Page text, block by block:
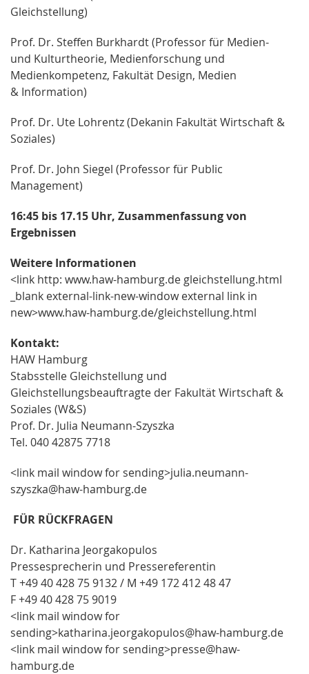
Gleichstellung)
Prof. Dr. Steffen Burkhardt (Professor für Medien-
und Kulturtheorie, Medienforschung und
Medienkompetenz, Fakultät Design, Medien
& Information)
Prof. Dr. Ute Lohrentz (Dekanin Fakultät Wirtschaft &
Soziales)
Prof. Dr. John Siegel (Professor für Public
Management)
16:45 bis 17.15 Uhr, Zusammenfassung von
Ergebnissen
Weitere Informationen
<link http: www.haw-hamburg.de gleichstellung.html
_blank external-link-new-window external link in
new>www.haw-hamburg.de/gleichstellung.html
Kontakt:
HAW Hamburg
Stabsstelle Gleichstellung und
Gleichstellungsbeauftragte der Fakultät Wirtschaft &
Soziales (W&S)
Prof. Dr. Julia Neumann-Szyszka
Tel. 040 42875 7718
<link mail window for sending>julia.neumann-
szyszka@haw-hamburg.de
FÜR RÜCKFRAGEN
Dr. Katharina Jeorgakopulos
Pressesprecherin und Pressereferentin
T +49 40 428 75 9132 / M +49 172 412 48 47
F +49 40 428 75 9019
<link mail window for
sending>katharina.jeorgakopulos@haw-hamburg.de
<link mail window for sending>presse@haw-
hamburg.de